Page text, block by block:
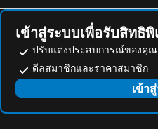
Clef Hotel
Koon Hotel Sukhumvit
Lasalle Suites Hotel & Residence
เดอะ เฉด เฮาส์
พระปฐมเจดีย์
Cha-am Beach
หาดแสม
บีทีเอส หมอชิต
เข้าสู่ระบบเพื่อรับสิทธิ
ปรับแต่งประสบการณ์ของคุณ
ดีลสมาชิกและราคาสมาชิก
เข้า